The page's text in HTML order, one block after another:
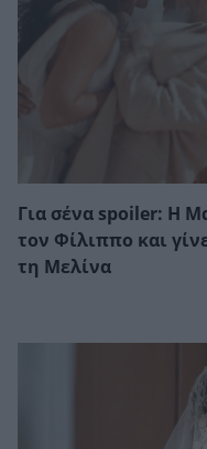
Για σένα spoiler: Η
τον Φίλιππο και
τη Μελίνα